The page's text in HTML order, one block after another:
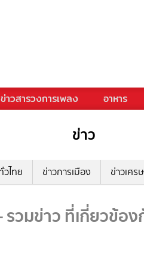
ข่าวสารวงการเพลง อาหาร
ข่าว
วไทย ข่าวการเมือง ข่าวเศร
รวมข่าว ที่เกี่ยวข้อ